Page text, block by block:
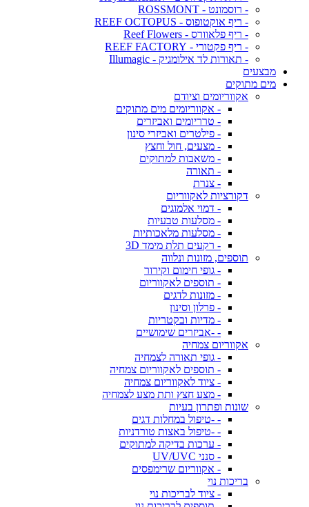
- רוסמונט - ROSSMONT
- ריף אוקטופוס - REEF OCTOPUS
- ריף פלאוורס - Reef Flowers
- ריף פקטורי - REEF FACTORY
- תאורות לד אילומגיק - Illumagic
מבצעים
מים מתוקים
אקווריומים וציודם
- אקווריומים מים מתוקים
- טרריומים ואביזרים
- פילטרים ואביזרי סינון
- מצעים, חול וחצץ
- משאבות למתוקים
- תאורה
- צנרת
דקורציות לאקווריום
- דמוי אלמוגים
- מסלעות טבעיות
- מסלעות מלאכותיות
- רקעים תלת מימד 3D
תוספים, מזונות ונלווה
- גופי חימום וקירור
- תוספים לאקווריום
- מזונות לדגים
- פרלון וסינון
- מדיות ובקטריות
- -אביזרים שימושיים
אקווריום צמחיה
- גופי תאורה לצמחיה
- תוספים לאקווריום צמחיה
- ציוד לאקווריום צמחיה
- מצע חצץ ותת מצע לצמחיה
שונות ופתרון בעיות
- -טיפול במחלות דגים
- -טיפול באצות טורדניות
- ערכות בדיקה למתוקים
- סנני UV/UVC
- אקווריום שרימפסים
בריכות נוי
- ציוד לבריכות נוי